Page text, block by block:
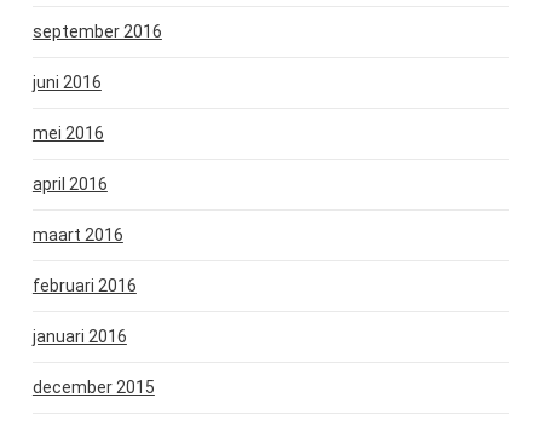
september 2016
juni 2016
mei 2016
april 2016
maart 2016
februari 2016
januari 2016
december 2015